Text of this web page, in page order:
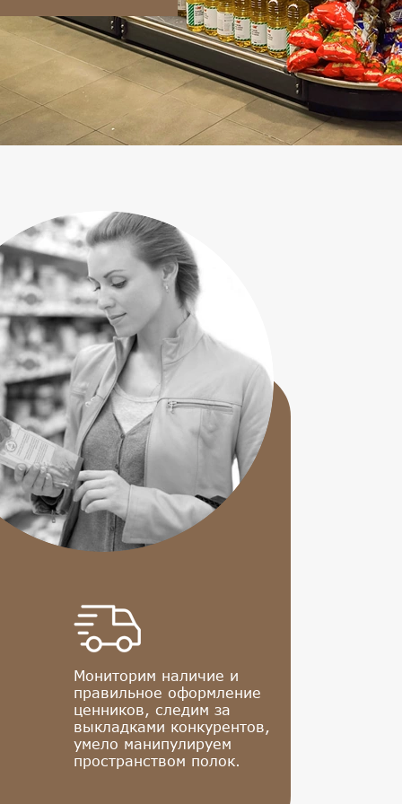
Мониторим наличие и
правильное оформление
ценников, следим за
выкладками конкурентов,
умело манипулируем
пространством полок.